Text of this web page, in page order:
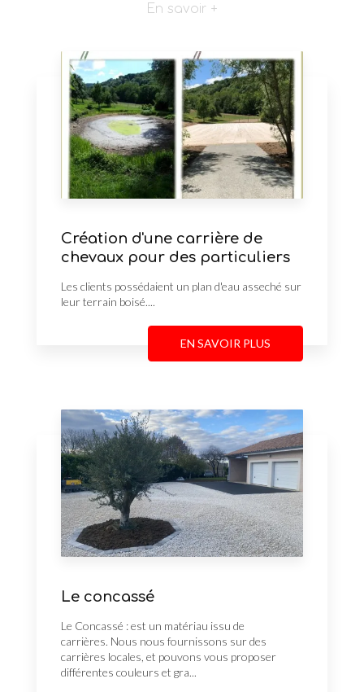
En savoir +
Création d'une carrière de
chevaux pour des particuliers
Les clients possédaient un plan d'eau asseché sur
leur terrain boisé....
EN SAVOIR PLUS
Le concassé
Le Concassé : est un matériau issu de
carrières. Nous nous fournissons sur des
carrières locales, et pouvons vous proposer
différentes couleurs et gra...